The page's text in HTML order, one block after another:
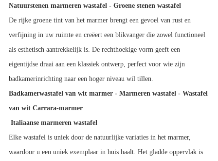
Natuurstenen marmeren wastafel - Groene stenen wastafel
De rijke groene tint van het marmer brengt een gevoel van rust en
verfijning in uw ruimte en creëert een blikvanger die zowel functioneel
als esthetisch aantrekkelijk is. De rechthoekige vorm geeft een
eigentijdse draai aan een klassiek ontwerp, perfect voor wie zijn
badkamerinrichting naar een hoger niveau wil tillen.
Badkamerwastafel van wit marmer - Marmeren wastafel - Wastafel
van wit Carrara-marmer
Italiaanse marmeren wastafel
Elke wastafel is uniek door de natuurlijke variaties in het marmer,
waardoor u een uniek exemplaar in huis haalt. Het gladde oppervlak is